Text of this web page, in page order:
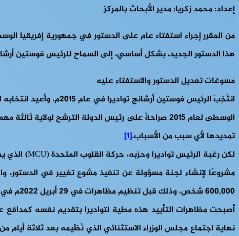
إعداد: محمد زكريا: مدير الأبحاث بالمركز
هذا الدستور الجديد، بشكل أساسي، إلى السماح للرئيس فوستين أرشانج
مسوغات تعديل الدستور والاستفتاء عليه
تمديدها لأي سبب من الأسباب.[1]
مشروعًا لإنشاء لجنة مسؤولة عن تنفيذ مشوع تغيير في الدستور،
600,000 شخص، وذلك قبل تنظيم مظاهرات في 29 أبريل 2022م في عدة مدن ومناطق.
أصبحت مظاهرات التأييد هذه مطية لتواديرا بتقديم نفسه كمدافع عن سيادة البلاد خلال خطاب عيد
نهاية اجتماع مجلس الوزراء الاستثنائي الذي نُظّيمه بعد ثلاثة